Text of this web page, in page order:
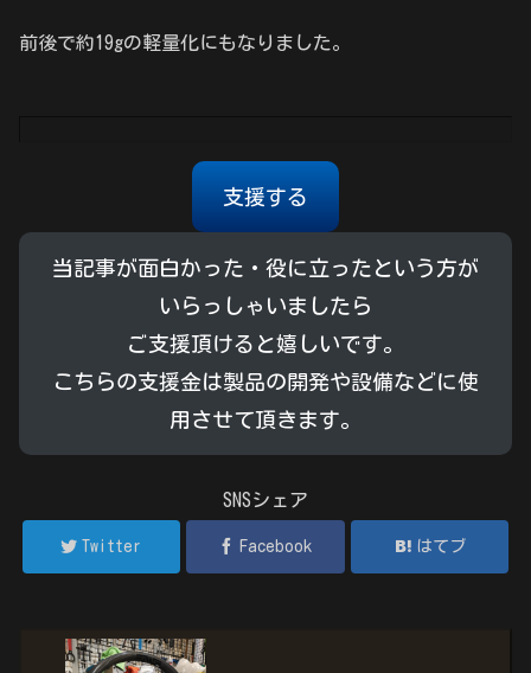
前後で約19gの軽量化にもなりました。
支援する
当記事が面白かった・役に立ったという方が
いらっしゃいましたら
ご支援頂けると嬉しいです。
こちらの支援金は製品の開発や設備などに使
用させて頂きます。
SNSシェア
Twitter Facebook はてブ